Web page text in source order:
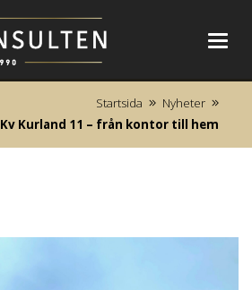
Startsida
Nyheter
Kv Kurland 11 – från kontor till hem